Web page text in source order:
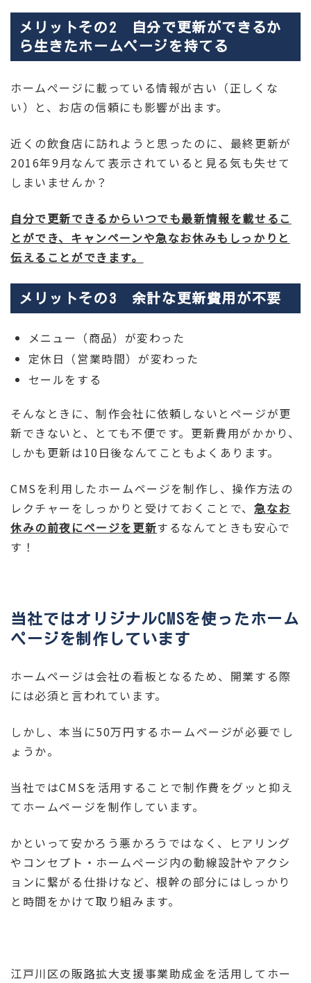
メリットその2 自分で更新ができるか
ら生きたホームページを持てる
ホームぺージに載っている情報が古い（正しくな
い）と、お店の信頼にも影響が出ます。
近くの飲食店に訪れようと思ったのに、最終更新が
2016年9月なんて表示されていると見る気も失せて
しまいませんか？
自分で更新できるからいつでも最新情報を載せるこ
とができ、キャンペーンや急なお休みもしっかりと
伝えることができます。
メリットその3 余計な更新費用が不要
メニュー（商品）が変わった
定休日（営業時間）が変わった
セールをする
そんなときに、制作会社に依頼しないとページが更
新できないと、とても不便です。更新費用がかかり、
しかも更新は10日後なんてこともよくあります。
CMSを利用したホームページを制作し、操作方法の
レクチャーをしっかりと受けておくことで、急なお
休みの前夜にページを更新するなんてときも安心で
す！
当社ではオリジナルCMSを使ったホーム
ページを制作しています
ホームページは会社の看板となるため、開業する際
には必須と言われています。
しかし、本当に50万円するホームページが必要でし
ょうか。
当社ではCMSを活用することで制作費をグッと抑え
てホームページを制作しています。
かといって安かろう悪かろうではなく、ヒアリング
やコンセプト・ホームぺージ内の動線設計やアクシ
ョンに繋がる仕掛けなど、根幹の部分にはしっかり
と時間をかけて取り組みます。
江戸川区の販路拡大支援事業助成金を活用してホー